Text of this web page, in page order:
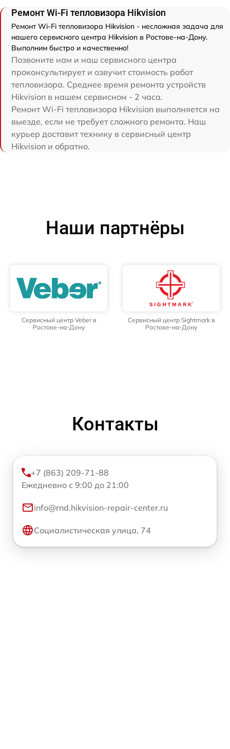
Ремонт Wi-Fi тепловизора Hikvision
Ремонт Wi-Fi тепловизора Hikvision - несложная задача для
нашего сервисного центра Hikvision в Ростове-на-Дону.
Выполним быстро и качественно!
Позвоните нам и наш сервисного центра
проконсультирует и озвучит стоимость работ
тепловизора. Среднее время ремонта устройств
Hikvision в нашем сервисном - 2 часа.
Ремонт Wi-Fi тепловизора Hikvision выполняется на
выезде, если не требует сложного ремонта. Наш
курьер доставит технику в сервисный центр
Hikvision и обратно.
Наши партнёры
Сервисный центр Veber в
Ростове-на-Дону
Сервисный центр Sightmark в
Ростове-на-Дону
Контакты
+7 (863) 209-71-88
Ежедневно с 9:00 до 21:00
info@rnd.hikvision-repair-center.ru
Социалистическая улица, 74